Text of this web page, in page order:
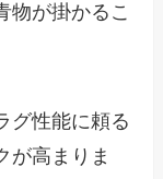
物が掛かるこ
グ性能に頼る
が高まりま